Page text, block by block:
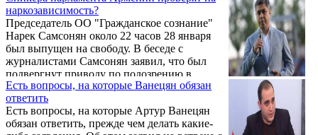
статусе обвиняемого.
наркозависимость?
Председатель ОО "Гражданское сознание"
Нарек Самсонян около 22 часов 28 января
был выпущен на свободу. В беседе с
журналистами Самсонян заявил, что был
подвергнут приводу по подозрению в
незаконном хранении или ношении оружия
и боеприпасов, однако, его подвергли
приводу сотрудники отдела по борьбе с
незаконным оборотом наркотиков Полиции
Есть вопросы, на которые Ванецян обязан
ответить
Есть вопросы, на которые Артур Ванецян
обязан ответить, прежде чем делать какие-